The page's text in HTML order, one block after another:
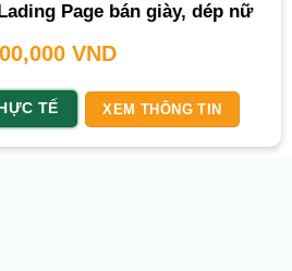
Page bán giày, dép nữ
VND
TẾ XEM THÔNG TIN